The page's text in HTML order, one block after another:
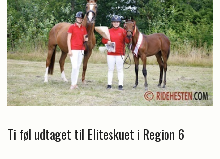
Ti føl udtaget til Eliteskuet i Region 6